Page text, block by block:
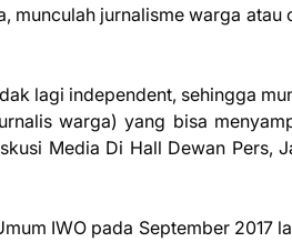
munculah jurnalisme warga atau
lagi independent, sehingga
warga) yang bisa
Media Di Hall Dewan Pers,
IWO pada September 2017